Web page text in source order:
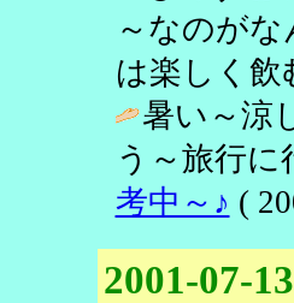
～なのが
は楽しく
暑い～涼
う～旅行
考中～♪ (
2001-07-